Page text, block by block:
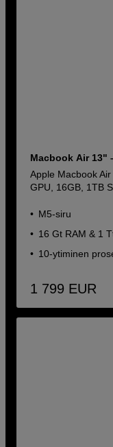
Macbook Air 13"
Apple Macbook
GPU, 16GB, 1TB
M5-siru
16 Gt RAM & 1
10-ytiminen
1 799 EUR